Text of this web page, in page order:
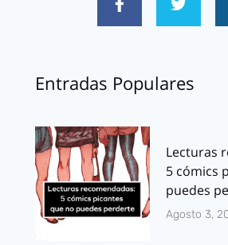
Entradas Populares
Lecturas
5 cómics
puedes
Agosto 3,